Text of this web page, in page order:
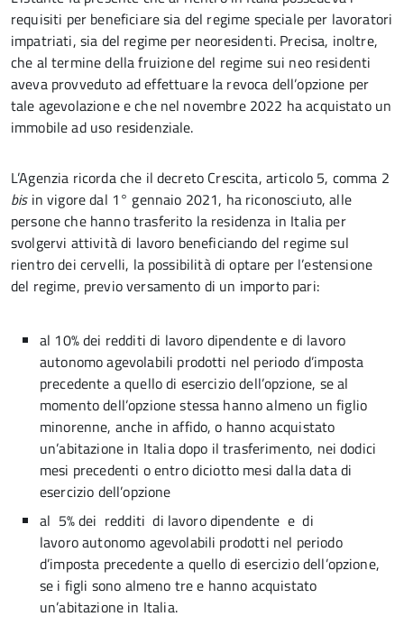
requisiti per beneficiare sia del regime speciale per lavoratori
impatriati, sia del regime per neo­residenti. Precisa, inoltre,
che al termine della fruizione del regime sui neo residenti
aveva provveduto ad effettuare la revoca dell’opzione per
tale agevolazione e che nel novembre 2022 ha acquistato un
immobile ad uso residenziale.
L’Agenzia ricorda che il decreto Crescita, articolo 5, comma 2­
bisin vigore dal 1° gennaio 2021, ha riconosciuto, alle
persone che hanno trasferito la residenza in Italia per
svolgervi attività di lavoro beneficiando del regime sul
rientro dei cervelli, la possibilità di optare per l’estensione
del regime, previo versamento di un importo pari:
al 10% dei redditi di lavoro dipendente e di lavoro
autonomo agevolabili prodotti nel periodo d’imposta
precedente a quello di esercizio dell’opzione, se al
momento dell’opzione stessa hanno almeno un figlio
minorenne, anche in affido, o hanno acquistato
un’abitazione in Italia dopo il trasferimento, nei dodici
mesi precedenti o entro diciotto mesi dalla data di
esercizio dell’opzione
al 5% dei redditi di lavoro dipendente e di
lavoro autonomo agevolabili prodotti nel periodo
d’imposta precedente a quello di esercizio dell’opzione,
se i figli sono almeno tre e hanno acquistato
un’abitazione in Italia.